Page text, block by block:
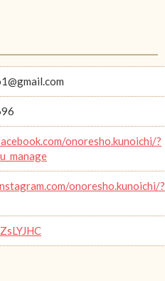
onoresho.kunoichi/?
onoresho.kunoichi/?